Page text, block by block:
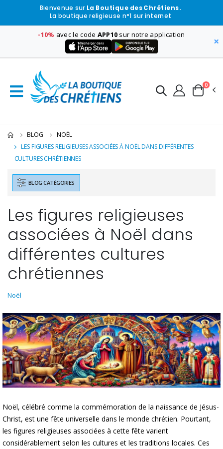
Bienvenue sur La Boutique des Chrétiens.
La boutique religieuse n°1 sur internet
-10% avec le code APP10 sur notre application
×
0
BLOG
NOËL
LES FIGURES RELIGIEUSES ASSOCIÉES À NOËL DANS DIFFÉRENTES
CULTURES CHRÉTIENNES
BLOG CATÉGORIES
Les figures religieuses
associées à Noël dans
différentes cultures
chrétiennes
Noël
Noël, célébré comme la commémoration de la naissance de Jésus-
Christ, est une fête universelle dans le monde chrétien. Pourtant,
les figures religieuses associées à cette fête varient
considérablement selon les cultures et les traditions locales. Ces